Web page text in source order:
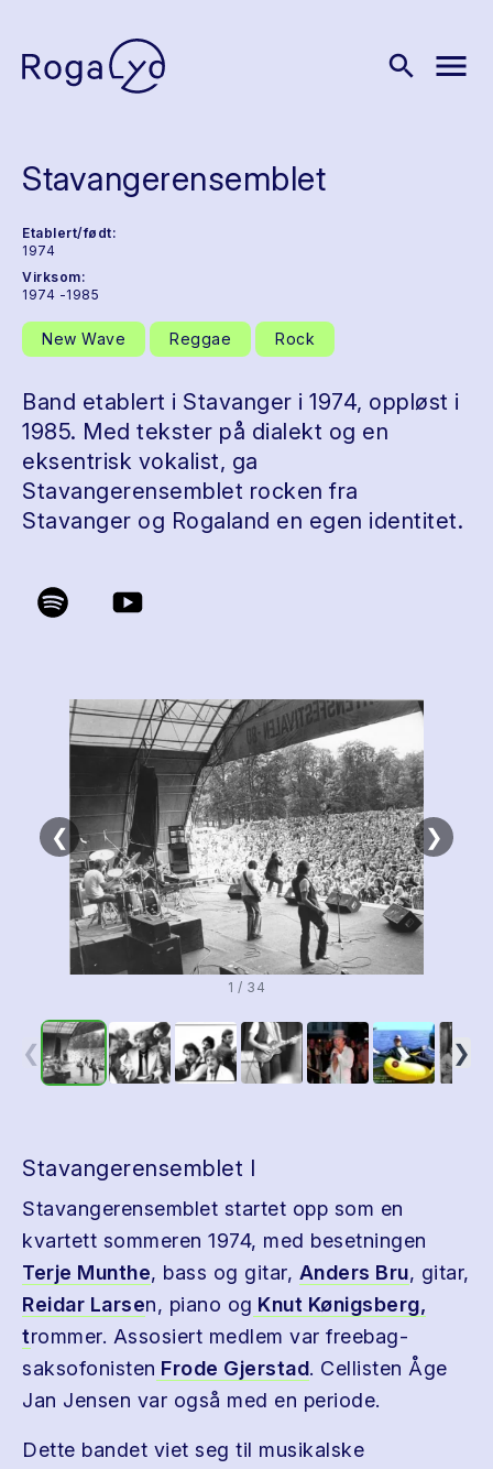
search menu
Stavangerensemblet
Etablert/født:
1974
Virksom:
1974 -1985
New Wave Reggae Rock
Band etablert i Stavanger i 1974, oppløst i
1985. Med tekster på dialekt og en
eksentrisk vokalist, ga
Stavangerensemblet rocken fra
Stavanger og Rogaland en egen identitet.
❮ ❯
1 / 34
❮ ❯
Stavangerensemblet I
Stavangerensemblet startet opp som en
kvartett sommeren 1974, med besetningen
Terje Munthe, bass og gitar, Anders Bru, gitar,
Reidar Larsen, piano og Knut Kønigsberg,
trommer. Assosiert medlem var freebag-
saksofonisten Frode Gjerstad. Cellisten Åge
Jan Jensen var også med en periode.
Dette bandet viet seg til musikalske